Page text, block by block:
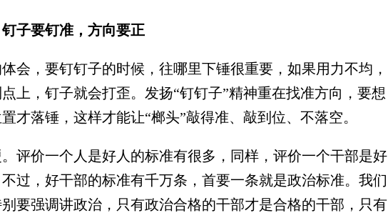
子要钉准，方向要正
，要钉钉子的时候，往哪里下锤很重要，如果用力不均，
上，钉子就会打歪。发扬“钉钉子”精神重在找准方向，要想
才落锤，这样才能让“榔头”敲得准、敲到位、不落空。
价一个人是好人的标准有很多，同样，评价一个干部是好
过，好干部的标准有千万条，首要一条就是政治标准。我们
要强调讲政治，只有政治合格的干部才是合格的干部，只有